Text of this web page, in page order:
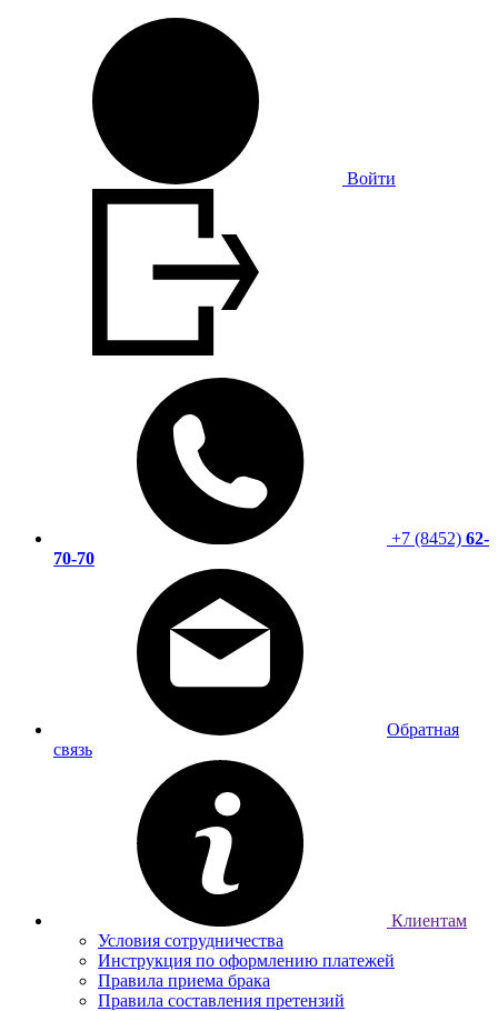
Войти
+7 (8452) 62-
70-70
Обратная
связь
Клиентам
Условия сотрудничества
Инструкция по оформлению платежей
Правила приема брака
Правила составления претензий